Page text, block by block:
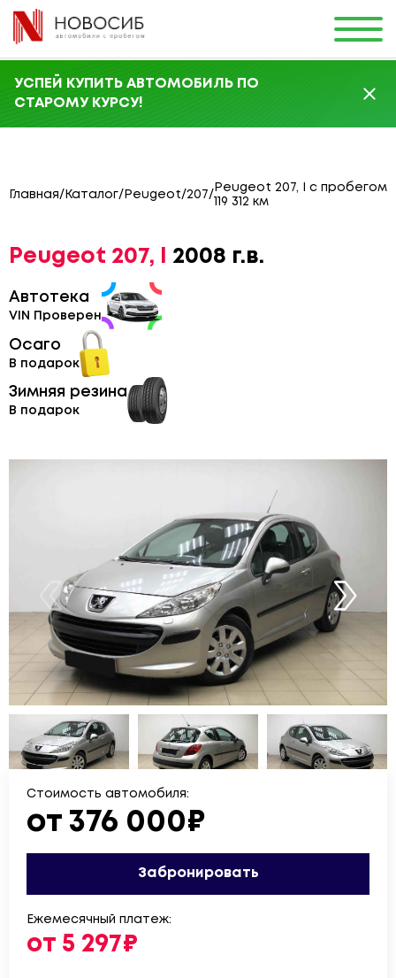
УСПЕЙ КУПИТЬ АВТОМОБИЛЬ ПО
СТАРОМУ КУРСУ!
Главная/ Каталог/ Peugeot/207/
Peugeot 207, I с пробегом
119 312 км
Peugeot 207, I 2008 г.в.
Автотека
VIN Проверен
Осаго
В подарок
Зимняя резина
В подарок
Стоимость автомобиля:
от 376 000₽
Забронировать
Ежемесячный платеж:
от 5 297₽